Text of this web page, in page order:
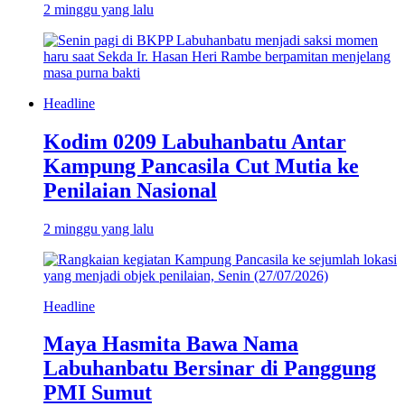
2 minggu yang lalu
Headline
Kodim 0209 Labuhanbatu Antar
Kampung Pancasila Cut Mutia ke
Penilaian Nasional
2 minggu yang lalu
Headline
Maya Hasmita Bawa Nama
Labuhanbatu Bersinar di Panggung
PMI Sumut